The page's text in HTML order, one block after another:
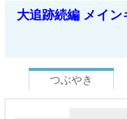
大追跡続編 メイ
つぶやき